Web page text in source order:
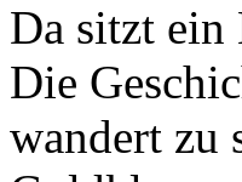
Da sitzt ein
Die
wandert zu